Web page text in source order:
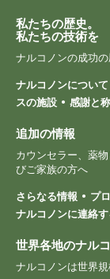
私たちの歴史。
私たちの技術を
ナルコノンの成功
ナルコノンについて
スの施設
感謝と
追加の情報
カウンセラー、薬
びご家族の方へ
さらなる情報
プ
ナルコノンに連絡
世界各地のナル
ナルコノンは世界